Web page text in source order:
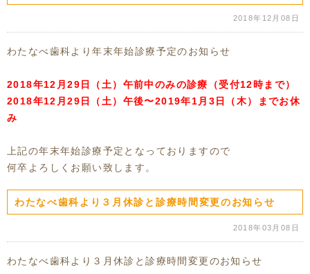
2018年12月08日
わたなべ歯科より年末年始診療予定のお知らせ
2018年12月29日（土）午前中のみの診療（受付12時まで）
2018年12月29日（土）午後〜2019年1月3日（木）までお休
み
上記の年末年始診療予定となっておりますので
何卒よろしくお願い致します。
わたなべ歯科より３月休診と診療時間変更のお知らせ
2018年03月08日
わたなべ歯科より３月休診と診療時間変更のお知らせ